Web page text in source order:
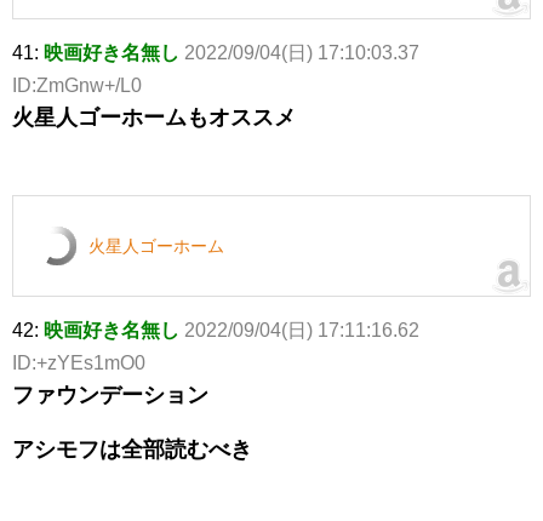
41: 映画好き名無し 2022/09/04(日) 17:10:03.37
ID:ZmGnw+/L0
火星人ゴーホームもオススメ
火星人ゴーホーム
42: 映画好き名無し 2022/09/04(日) 17:11:16.62
ID:+zYEs1mO0
ファウンデーション
アシモフは全部読むべき